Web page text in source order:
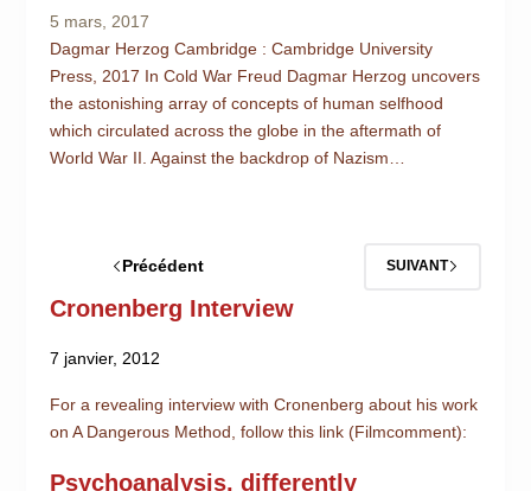
5 mars, 2017
Dagmar Herzog Cambridge : Cambridge University
Press, 2017 In Cold War Freud Dagmar Herzog uncovers
the astonishing array of concepts of human selfhood
which circulated across the globe in the aftermath of
World War II. Against the backdrop of Nazism…
Précédent SUIVANT
Cronenberg Interview
7 janvier, 2012
For a revealing interview with Cronenberg about his work
on A Dangerous Method, follow this link (Filmcomment):
Psychoanalysis, differently